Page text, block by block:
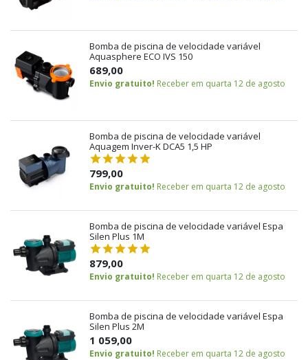
Bomba de piscina de velocidade variável
Aquasphere ECO IVS 150
689,00
Envio gratuito! Receber em quarta 12 de agosto
Bomba de piscina de velocidade variável
Aquagem Inver-K DCA5 1,5 HP
799,00
Envio gratuito! Receber em quarta 12 de agosto
Bomba de piscina de velocidade variável Espa
Silen Plus 1M
879,00
Envio gratuito! Receber em quarta 12 de agosto
Bomba de piscina de velocidade variável Espa
Silen Plus 2M
1 059,00
Envio gratuito! Receber em quarta 12 de agosto